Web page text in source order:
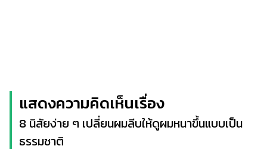
แสดงความคิดเห็นเรื่อง
8 นิสัยง่าย ๆ เปลี่ยนผมลีบให้ดูผมหนาขึ้นแบบเป็น
ธรรมชาติ